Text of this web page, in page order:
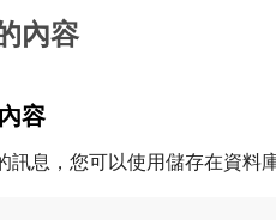
內容
容
訊息，您可以使用儲存在資料